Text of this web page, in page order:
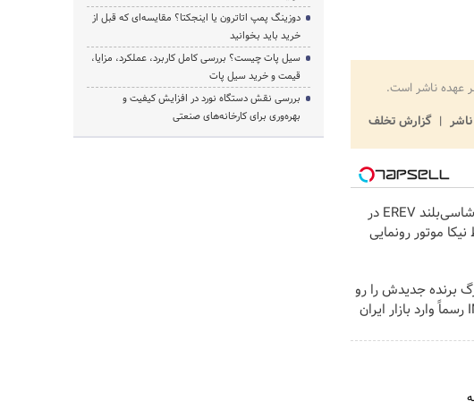
عهده ناشر است.
گزارش تخلف
لوکس‌ترین شاسی‌بلند EREV در
موتور رونمایی
برنده جدیدش را رو
کرد، IM LS9 رسماً وارد بازار ایران
دوزینگ پمپ اتاترون یا اینجکتا؟ مقایسه‌ای که قبل از
خرید باید بخوانید
سیل پات چیست؟ بررسی کامل کاربرد، عملکرد، مزایا،
قیمت و خرید سیل پات
بررسی نقش دستگاه نورد در افزایش کیفیت و
بهره‌وری برای کارخانه‌های صنعتی